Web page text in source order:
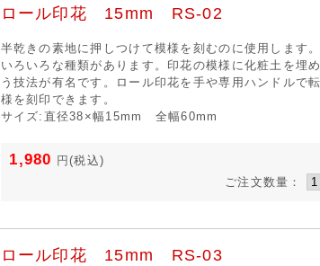
ロール印花 15mm RS-02
半乾きの素地に押しつけて模様を刻むのに使用します
いろいろな種類があります。印花の模様に化粧土を埋
う技法が有名です。ロール印花を手や専用ハンドルで
様を刻印できます。
サイズ:直径38×幅15mm 全幅60mm
1,980 円(税込)
ご注文数量：
ロール印花 15mm RS-03